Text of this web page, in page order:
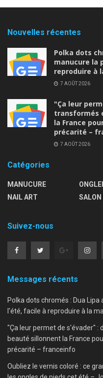
Nouvelles récentes
Polka dots
manucure la
reproduire à
7 AOÛT 2026
"Ça leur
transformés
la France
précarité –
7 AOÛT 2026
Catégories
MANUCURE
NAIL ART
SALON
Suivez-nous
Messages récents
Polka dots chromés : Dua
l'été, facile à reproduire à la
"Ça leur permet de s'évader" :
beauté sillonnent la France
précarité – franceinfo
Oubliez le vernis coloré : ce